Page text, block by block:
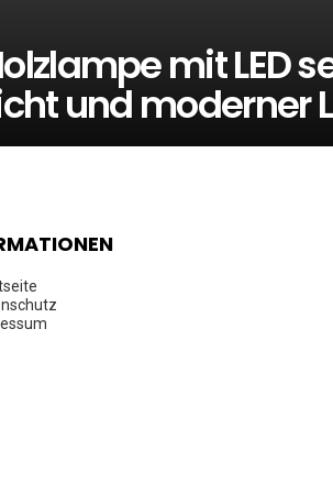
mit LED
und moderner